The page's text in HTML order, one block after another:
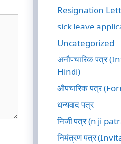
Resignation
sick leave
Uncategorized
अनौपचारिक पत्र
Hindi)
औपचारिक पत्र
धन्यवाद पत्र
निजी पत्र (niji
निमंत्रण पत्र